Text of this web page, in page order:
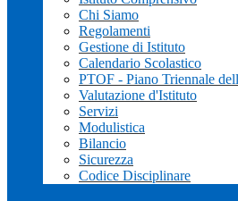
Chi Siamo
Regolamenti
Gestione di Istituto
Calendario Scolastico
PTOF - Piano Triennale
Valutazione d'Istituto
Servizi
Modulistica
Bilancio
Sicurezza
Codice Disciplinare